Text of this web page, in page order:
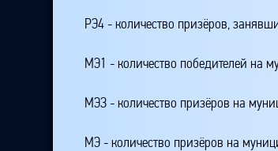
РЭ4 - количество призёров,
МЭ1 - количество победителей на
МЭЗ - количество призёров на
МЭ - количество призёров на